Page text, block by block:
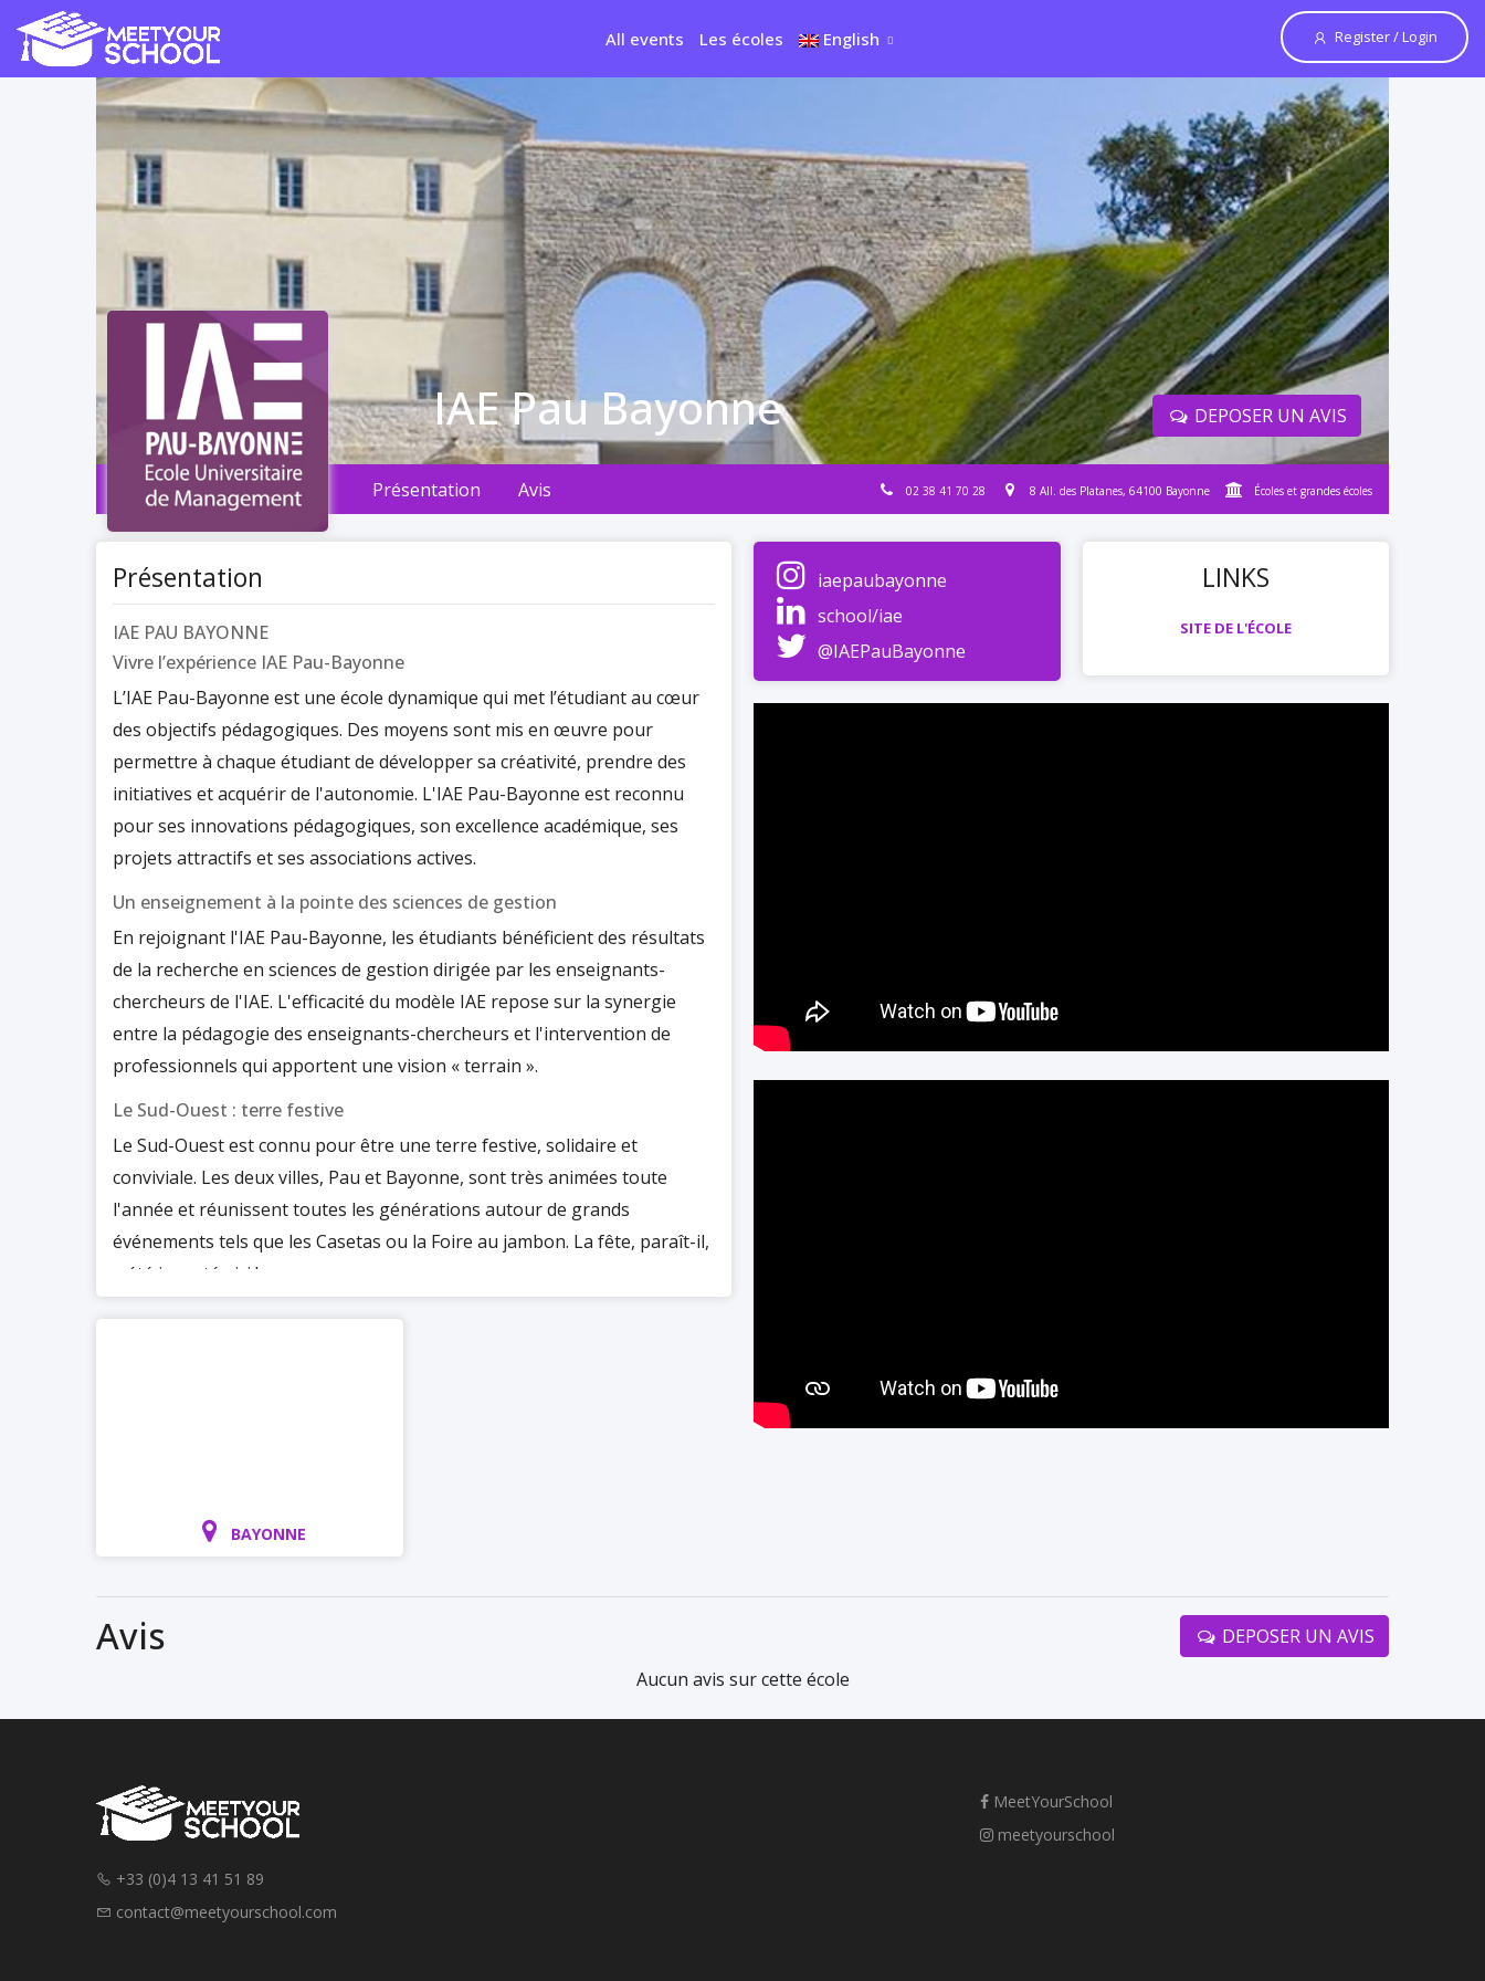
All events Les écoles English Register / Login
DEPOSER UN AVIS
IAE Pau Bayonne
Présentation Avis 02 38 41 70 28 8 All. des Platanes, 64100 Bayonne Écoles et grandes écoles
Présentation
IAE PAU BAYONNE
Vivre l’expérience IAE Pau-Bayonne
L’IAE Pau-Bayonne est une école dynamique qui met l’étudiant au cœur
des objectifs pédagogiques. Des moyens sont mis en œuvre pour
permettre à chaque étudiant de développer sa créativité, prendre des
initiatives et acquérir de l'autonomie. L'IAE Pau-Bayonne est reconnu
pour ses innovations pédagogiques, son excellence académique, ses
projets attractifs et ses associations actives.
Un enseignement à la pointe des sciences de gestion
En rejoignant l'IAE Pau-Bayonne, les étudiants bénéficient des résultats
de la recherche en sciences de gestion dirigée par les enseignants-
chercheurs de l'IAE. L'efficacité du modèle IAE repose sur la synergie
entre la pédagogie des enseignants-chercheurs et l'intervention de
professionnels qui apportent une vision « terrain ».
Le Sud-Ouest : terre festive
Le Sud-Ouest est connu pour être une terre festive, solidaire et
conviviale. Les deux villes, Pau et Bayonne, sont très animées toute
l'année et réunissent toutes les générations autour de grands
événements tels que les Casetas ou la Foire au jambon. La fête, paraît-il,
a été inventée ici !
Un cadre de vie exceptionnel
iaepaubayonne
school/iae
@IAEPauBayonne
LINKS
SITE DE L'ÉCOLE
BAYONNE
Avis
DEPOSER UN AVIS
Aucun avis sur cette école
+33 (0)4 13 41 51 89
contact@meetyourschool.com
MeetYourSchool
meetyourschool